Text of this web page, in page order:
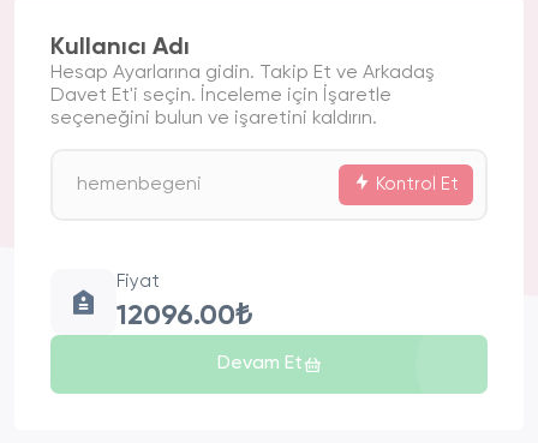
Kullanıcı Adı
Hesap Ayarlarına gidin. Takip Et ve Arkadaş
Davet Et'i seçin. İnceleme için İşaretle
seçeneğini bulun ve işaretini kaldırın.
Kontrol Et
Fiyat
12096.00₺
Devam Et